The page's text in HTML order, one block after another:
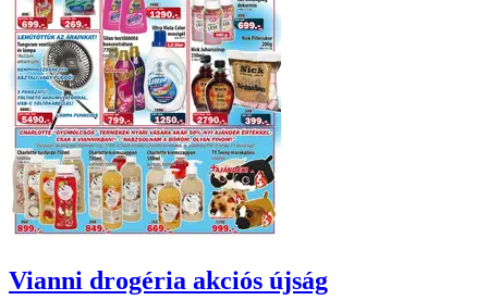
Vianni drogéria akciós újság